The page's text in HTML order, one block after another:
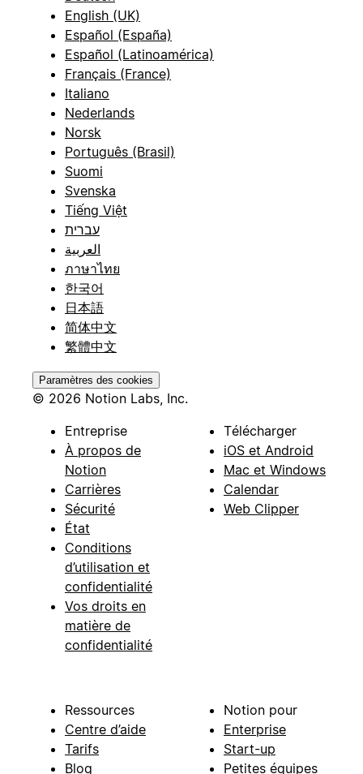
English (UK)
Español (España)
Español (Latinoamérica)
Français (France)
Italiano
Nederlands
Norsk
Português (Brasil)
Suomi
Svenska
Tiếng Việt
עברית
العربية
ภาษาไทย
한국어
日本語
简体中文
繁體中文
Paramètres des cookies
© 2026 Notion Labs, Inc.
Entreprise
À propos de
Notion
Carrières
Sécurité
État
Conditions
d’utilisation et
confidentialité
Vos droits en
matière de
confidentialité
Télécharger
iOS et Android
Mac et Windows
Calendar
Web Clipper
Ressources
Centre d’aide
Tarifs
Blog
Notion pour
Enterprise
Start-up
Petites équipes